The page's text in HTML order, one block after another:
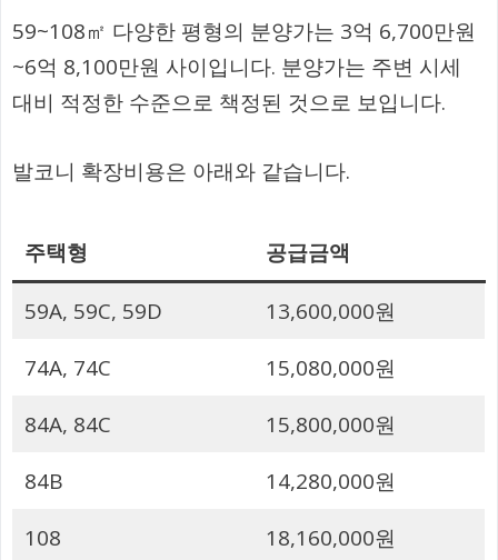
59~108㎡ 다양한 평형의 분양가는 3억 6,700만원
~6억 8,100만원 사이입니다. 분양가는 주변 시세
대비 적정한 수준으로 책정된 것으로 보입니다.
발코니 확장비용은 아래와 같습니다.
주택형 공급금액
59A, 59C, 59D
13,600,000원
74A, 74C
15,080,000원
84A, 84C
15,800,000원
84B
14,280,000원
108
18,160,000원